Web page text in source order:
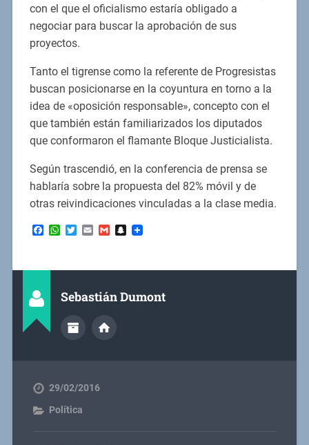
con el que el oficialismo estaría obligado a
negociar para buscar la aprobación de sus
proyectos.
Tanto el tigrense como la referente de Progresistas
buscan posicionarse en la coyuntura en torno a la
idea de «oposición responsable», concepto con el
que también están familiarizados los diputados
que conformaron el flamante Bloque Justicialista.
Según trascendió, en la conferencia de prensa se
hablaría sobre la propuesta del 82% móvil y de
otras reivindicaciones vinculadas a la clase media.
Facebook
WhatsApp
Twitter
EmailGmailSnapchat
Sebastián Dumont
29/02/2016
Política